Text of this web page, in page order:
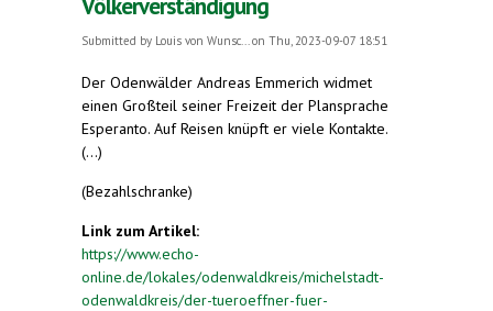
Submitted by Louis von Wunsc... on Thu, 2023-09-07 18:51
Der Odenwälder Andreas Emmerich widmet
einen Großteil seiner Freizeit der Plansprache
Esperanto. Auf Reisen knüpft er viele Kontakte.
(...)
(Bezahlschranke)
Link zum Artikel:
https://www.echo-
online.de/lokales/odenwaldkreis/michelstadt-
odenwaldkreis/der-tueroeffner-fuer-